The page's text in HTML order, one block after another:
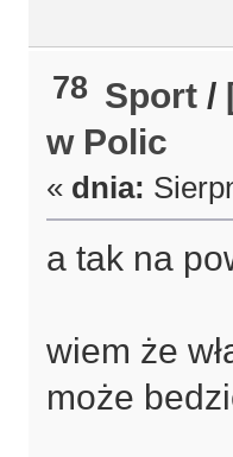
78 Sport /
w Polic
« dnia:
a tak na
wiem że
może